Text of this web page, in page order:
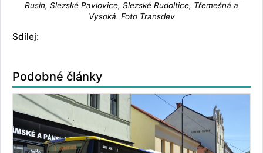
Rusín, Slezské Pavlovice, Slezské Rudoltice, Třemešná a
Vysoká. Foto Transdev
Sdílej:
Podobné články